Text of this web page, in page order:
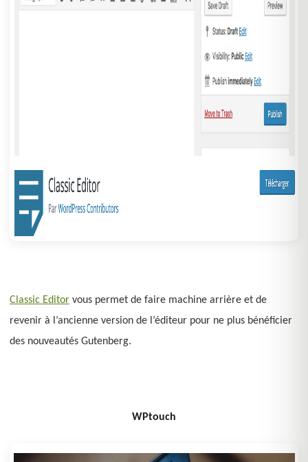
Classic Editor vous permet de faire machine arrière et de
revenir à l’ancienne version de l’éditeur pour ne plus bénéficier
des nouveautés Gutenberg.
WPtouch